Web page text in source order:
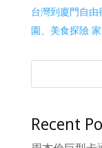
台灣到廈門自
園、美食探險
Recent